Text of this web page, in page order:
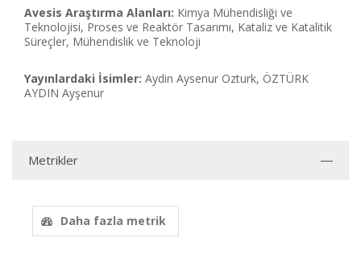
Avesis Araştırma Alanları: Kimya Mühendisliği ve
Teknolojisi, Proses ve Reaktör Tasarımı, Kataliz ve Katalitik
Süreçler, Mühendislik ve Teknoloji
Yayınlardaki İsimler: Aydin Aysenur Ozturk, ÖZTÜRK
AYDIN Ayşenur
Metrikler
Daha fazla metrik